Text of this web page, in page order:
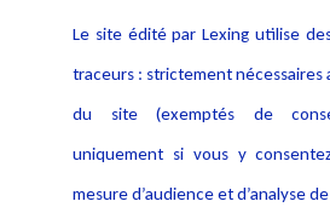
Alerte professionnelle
Déclaration d'accessibilité
Notice Légale
Politique de protection des
données
Le site édité par Lexing utilise
traceurs : strictement
du site (exemptés de
uniquement si vous y
mesure d’audience et d’analyse